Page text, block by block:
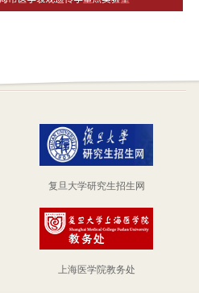
复旦大学研究生招生网
上海医学院教务处